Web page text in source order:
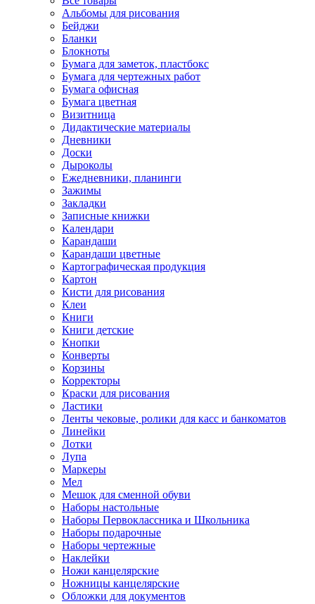
Альбомы для рисования
Бейджи
Бланки
Блокноты
Бумага для заметок, пластбокс
Бумага для чертежных работ
Бумага офисная
Бумага цветная
Визитница
Дидактические материалы
Дневники
Доски
Дыроколы
Ежедневники, планинги
Зажимы
Закладки
Записные книжки
Календари
Карандаши
Карандаши цветные
Картографическая продукция
Картон
Кисти для рисования
Клеи
Книги
Книги детские
Кнопки
Конверты
Корзины
Корректоры
Краски для рисования
Ластики
Ленты чековые, ролики для касс и банкоматов
Линейки
Лотки
Лупа
Маркеры
Мел
Мешок для сменной обуви
Наборы настольные
Наборы Первоклассника и Школьника
Наборы подарочные
Наборы чертежные
Наклейки
Ножи канцелярские
Ножницы канцелярские
Обложки для документов